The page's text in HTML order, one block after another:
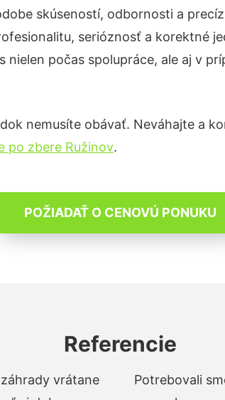
skúseností, odbornosti a
serióznosť a korektné
nielen počas spolupráce, ale aj v
nemusíte obávať. Neváhajte a
po zbere Ružinov.
POŽIADAŤ O CENOVÚ PONUKU
Referencie
vrátane
Potrebovali